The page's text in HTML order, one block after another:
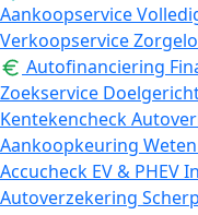
Aankoopservice
Verkoopservice
Autofinanciering
Zoekservice
Kentekencheck
Aankoopkeuring
Accucheck EV & PHEV
Autoverzekering